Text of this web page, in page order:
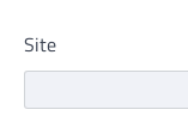
Site